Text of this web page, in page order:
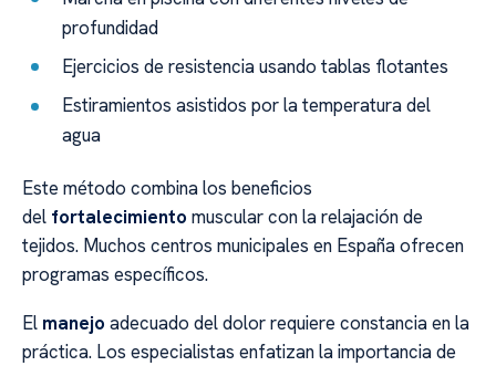
profundidad
Ejercicios de resistencia usando tablas flotantes
Estiramientos asistidos por la temperatura del
agua
Este método combina los beneficios
del fortalecimiento muscular con la relajación de
tejidos. Muchos centros municipales en España ofrecen
programas específicos.
El manejo adecuado del dolor requiere constancia en la
práctica. Los especialistas enfatizan la importancia de